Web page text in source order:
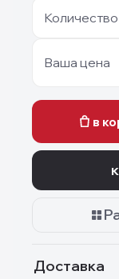
Ваша цена
в
Доставка